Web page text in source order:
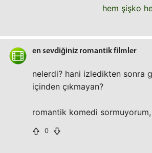
hem şişko
en sevdiğiniz romantik filmler
nelerdi? hani izledikten sonra
içinden çıkmayan?
romantik komedi
0